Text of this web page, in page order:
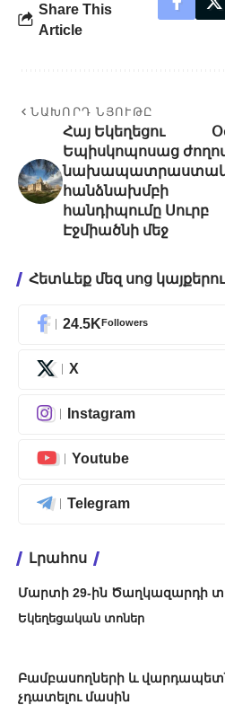
Share This
Article
ՆԱԽՈՐԴ ՆՅՈՒԹԸ
Հայ Եկեղեցու
Եպիսկոպոսաց
հանձնախմբի
հանդիպումը Սուրբ
Էջմիածնի մեջ
Հետևեք մեզ սոց
24.5KFollowers
X
Instagram
Youtube
Telegram
Լրահոս
Մարտի 29-ին Ծաղկազարդի
Եկեղեցական տոներ
Բամբասողների և
չդատելու մասին